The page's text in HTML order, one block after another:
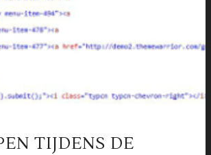
TIJDENS DE